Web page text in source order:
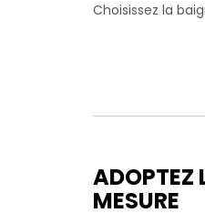
Choisissez la
ADOPTEZ
MESURE